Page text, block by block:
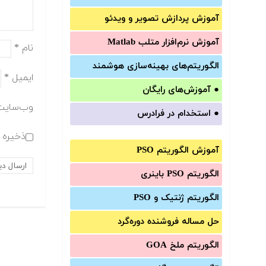
آموزش‌ پردازش تصویر و ویدئو
آموزش‌ نرم‌افزار متلب Matlab
الگوریتم‌های بهینه‌سازی هوشمند
● آموزش‌های رایگان
● استخدام در فرادرس
آموزش الگوریتم PSO
الگوریتم PSO باینری
الگوریتم ژنتیک و PSO
حل مساله فروشنده دوره‌گرد
الگوریتم ملخ GOA
نام *
ایمیل *